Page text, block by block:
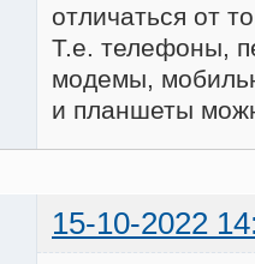
отличаться от
Т.е. телефоны,
модемы,
и планшеты
15-10-2022